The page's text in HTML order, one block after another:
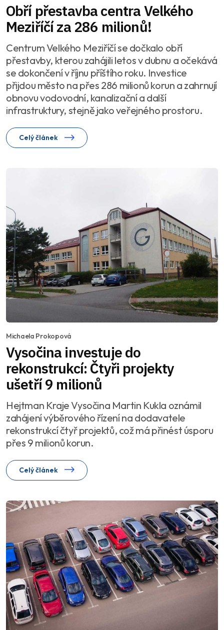
Obří přestavba centra Velkého
Meziříčí za 286 milionů!
Centrum Velkého Meziříčí se dočkalo obří
přestavby, kterou zahájili letos v dubnu a očekává
se dokončení v říjnu příštího roku. Investice
přijdou město na přes 286 milionů korun a zahrnují
obnovu vodovodní, kanalizační a další
infrastruktury, stejně jako veřejného prostoru.
Celý článek
Michaela Prokopová
Vysočina investuje do
rekonstrukcí: Čtyři projekty
ušetří 9 milionů
Hejtman Kraje Vysočina Martin Kukla oznámil
zahájení výběrového řízení na dodavatele
rekonstrukcí čtyř projektů, což má přinést úsporu
přes 9 milionů korun.
Celý článek